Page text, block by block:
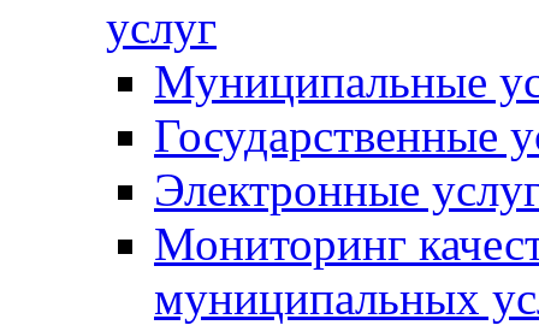
услуг
Муниципальные
Государственные
Электронные
Мониторинг
муниципальных